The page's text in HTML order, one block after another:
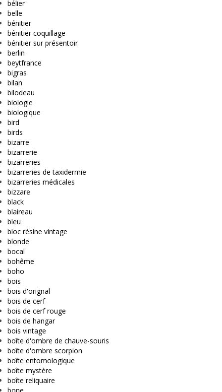
bélier
belle
bénitier
bénitier coquillage
bénitier sur présentoir
berlin
beytfrance
bigras
bilan
bilodeau
biologie
biologique
bird
birds
bizarre
bizarrerie
bizarreries
bizarreries de taxidermie
bizarreries médicales
bizzare
black
blaireau
bleu
bloc résine vintage
blonde
bocal
bohême
boho
bois
bois d'orignal
bois de cerf
bois de cerf rouge
bois de hangar
bois vintage
boîte d'ombre de chauve-souris
boîte d'ombre scorpion
boîte entomologique
boîte mystère
boîte reliquaire
bone